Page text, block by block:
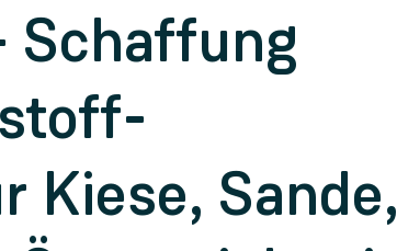
Schaffung
Kiese, Sande,